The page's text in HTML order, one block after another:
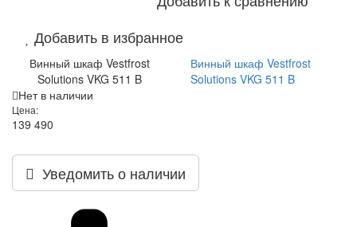
Добавить в избранное
Винный шкаф Vestfrost
Solutions VKG 511 B
Винный шкаф Vestfrost
Solutions VKG 511 B
Нет в наличии
Цена:
139 490
Уведомить о наличии